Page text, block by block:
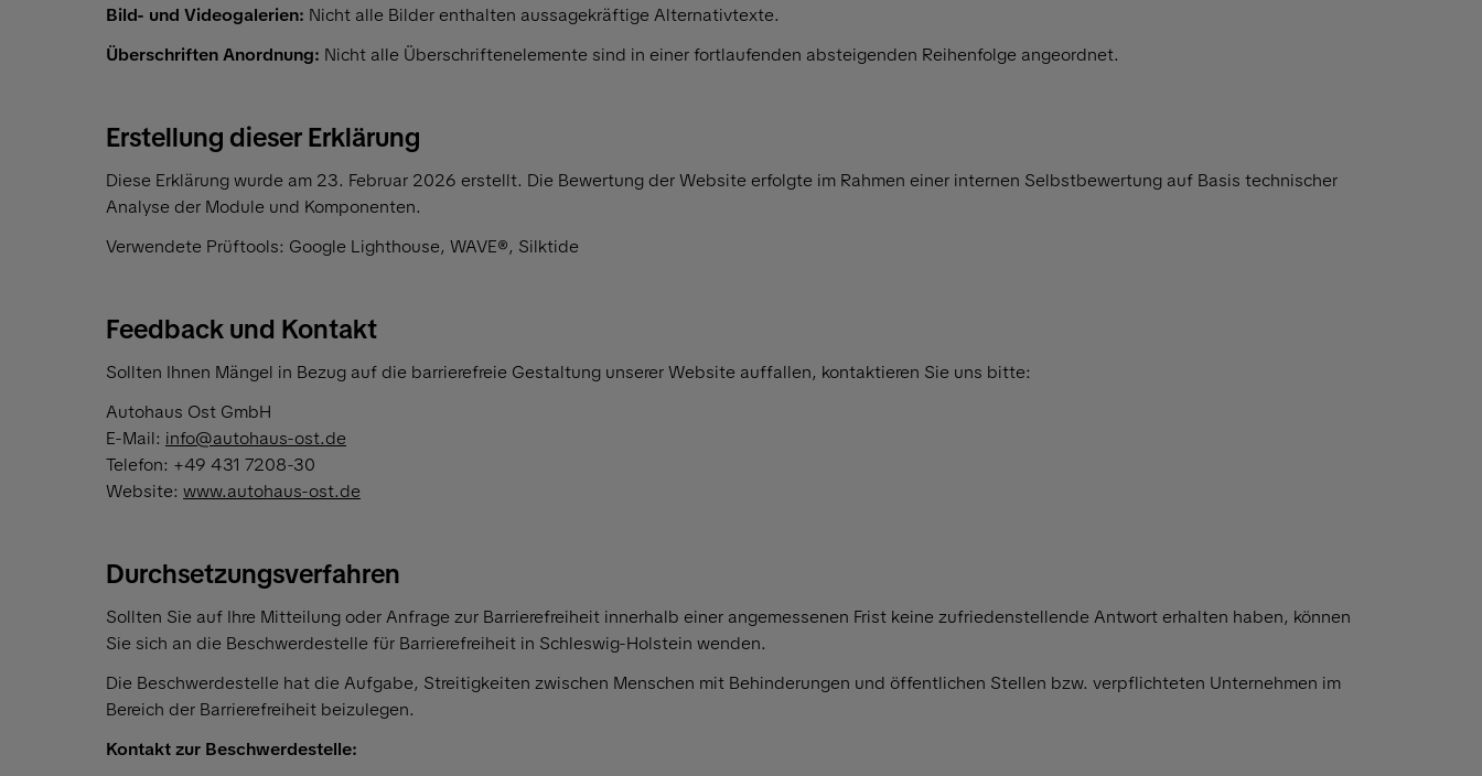
Bild- und Videogalerien: Nicht alle Bilder enthalten aussagekräftige Alternativtexte.
Überschriften Anordnung: Nicht alle Überschriftenelemente sind in einer fortlaufenden absteigenden Reihenfolge angeordnet.
Erstellung dieser Erklärung
Diese Erklärung wurde am 23. Februar 2026 erstellt. Die Bewertung der Website erfolgte im Rahmen einer internen Selbstbewertung auf Basis technischer
Analyse der Module und Komponenten.
Verwendete Prüftools: Google Lighthouse, WAVE®, Silktide
Feedback und Kontakt
Sollten Ihnen Mängel in Bezug auf die barrierefreie Gestaltung unserer Website auffallen, kontaktieren Sie uns bitte:
Autohaus Ost GmbH
E-Mail: info@autohaus-ost.de
Telefon: +49 431 7208-30
Website: www.autohaus-ost.de
Durchsetzungsverfahren
Sollten Sie auf Ihre Mitteilung oder Anfrage zur Barrierefreiheit innerhalb einer angemessenen Frist keine zufriedenstellende Antwort erhalten haben, können
Sie sich an die Beschwerdestelle für Barrierefreiheit in Schleswig-Holstein wenden.
Die Beschwerdestelle hat die Aufgabe, Streitigkeiten zwischen Menschen mit Behinderungen und öffentlichen Stellen bzw. verpflichteten Unternehmen im
Bereich der Barrierefreiheit beizulegen.
Kontakt zur Beschwerdestelle: